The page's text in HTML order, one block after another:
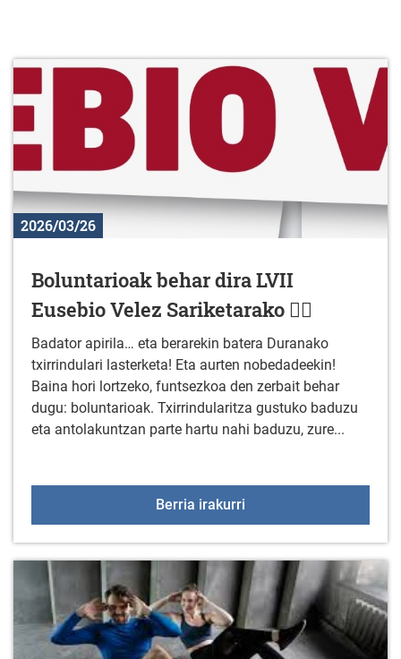
2026/03/26
Boluntarioak behar dira LVII
Eusebio Velez Sariketarako 🚴‍♂️
Badator apirila… eta berarekin batera Duranako
txirrindulari lasterketa! Eta aurten nobedadeekin!
Baina hori lortzeko, funtsezkoa den zerbait behar
dugu: boluntarioak. Txirrindularitza gustuko baduzu
eta antolakuntzan parte hartu nahi baduzu, zure...
Berria irakurri